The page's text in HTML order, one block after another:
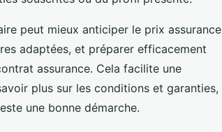
peut mieux anticiper le prix assurance
adaptées, et préparer efficacement
assurance. Cela facilite une
plus sur les conditions et garanties,
une bonne démarche.